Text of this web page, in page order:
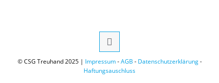
© CSG Treuhand 2025 | Impressum-AGB - Datenschutzerklärung-
Haftungsauschluss